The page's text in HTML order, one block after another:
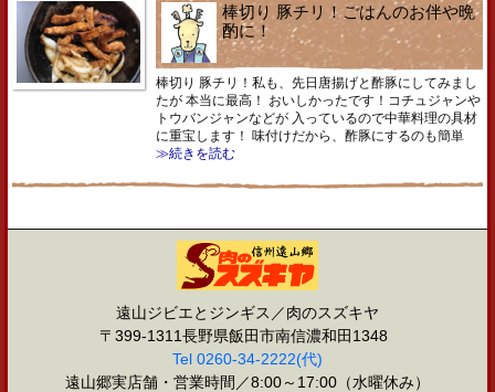
棒切り 豚チリ！ごはんのお伴や晩
酌に！
棒切り 豚チリ！私も、先日唐揚げと酢豚にしてみまし
たが 本当に最高！ おいしかったです！コチュジャンや
トウバンジャンなどが 入っているので中華料理の具材
に重宝します！ 味付けだから、酢豚にするのも簡単
≫続きを読む
遠山ジビエとジンギス／肉のスズキヤ
〒399-1311長野県飯田市南信濃和田1348
Tel 0260-34-2222(代)
遠山郷実店舗・営業時間／8:00～17:00（水曜休み）